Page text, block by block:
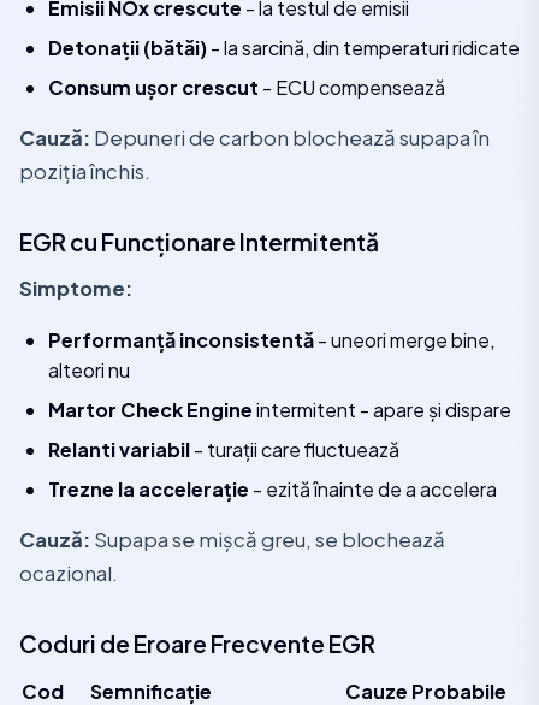
Emisii NOx crescute - la testul de emisii
Detonații (bătăi)- la sarcină, din temperaturi ridicate
Consum ușor crescut - ECU compensează
Cauză: Depuneri de carbon blochează supapa în
poziția închis.
EGR cu Funcționare Intermitentă
Simptome:
Performanță inconsistentă- uneori merge bine,
alteori nu
Martor Check Engineintermitent - apare și dispare
Relanti variabil- turații care fluctuează
Trezne la accelerație - ezită înainte de a accelera
Cauză: Supapa se mișcă greu, se blochează
ocazional.
Coduri de Eroare Frecvente EGR
Cod Semnificație
Cauze Probabile